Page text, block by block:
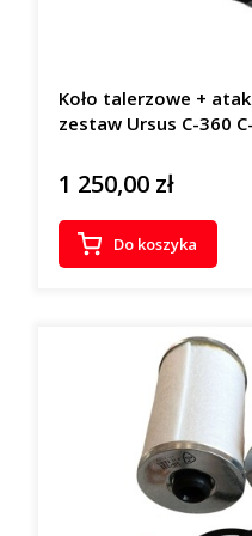
Koło talerzowe +
zestaw Ursus C-360
Cena
1 250,00 zł
Do koszyka